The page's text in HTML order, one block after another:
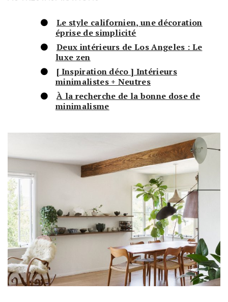
Le style californien, une décoration
éprise de simplicité
Deux intérieurs de Los Angeles : Le
luxe zen
[ Inspiration déco ] Intérieurs
minimalistes + Neutres
À la recherche de la bonne dose de
minimalisme